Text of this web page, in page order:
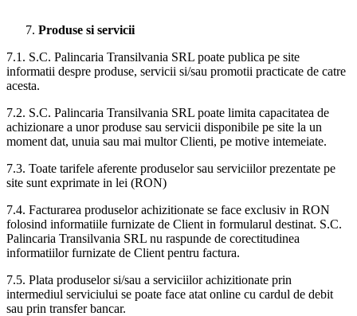
Produse si servicii
7.1. S.C. Palincaria Transilvania SRL poate publica pe site
informatii despre produse, servicii si/sau promotii practicate de catre
acesta.
7.2. S.C. Palincaria Transilvania SRL poate limita capacitatea de
achizionare a unor produse sau servicii disponibile pe site la un
moment dat, unuia sau mai multor Clienti, pe motive intemeiate.
7.3. Toate tarifele aferente produselor sau serviciilor prezentate pe
site sunt exprimate in lei (RON)
7.4. Facturarea produselor achizitionate se face exclusiv in RON
folosind informatiile furnizate de Client in formularul destinat. S.C.
Palincaria Transilvania SRL nu raspunde de corectitudinea
informatiilor furnizate de Client pentru factura.
7.5. Plata produselor si/sau a serviciilor achizitionate prin
intermediul serviciului se poate face atat online cu cardul de debit
sau prin transfer bancar.